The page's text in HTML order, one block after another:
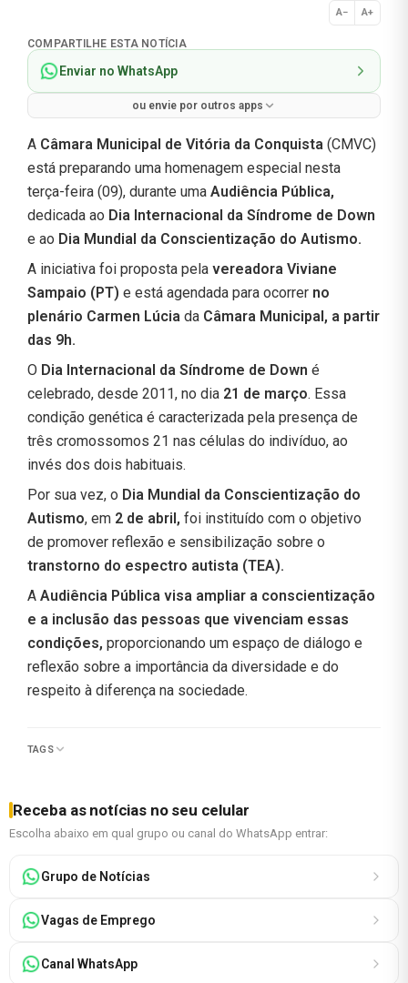
A− A+
Normal
COMPARTILHE ESTA NOTÍCIA
Enviar no WhatsApp
ou envie por outros apps
A Câmara Municipal de Vitória da Conquista (CMVC)
está preparando uma homenagem especial nesta
terça-feira (09), durante uma Audiência Pública,
dedicada ao Dia Internacional da Síndrome de Down
e ao Dia Mundial da Conscientização do Autismo.
A iniciativa foi proposta pela vereadora Viviane
Sampaio (PT) e está agendada para ocorrer no
plenário Carmen Lúcia da Câmara Municipal, a partir
das 9h.
O Dia Internacional da Síndrome de Down é
celebrado, desde 2011, no dia 21 de março. Essa
condição genética é caracterizada pela presença de
três cromossomos 21 nas células do indivíduo, ao
invés dos dois habituais.
Por sua vez, o Dia Mundial da Conscientização do
Autismo, em 2 de abril, foi instituído com o objetivo
de promover reflexão e sensibilização sobre o
transtorno do espectro autista (TEA).
A Audiência Pública visa ampliar a conscientização
e a inclusão das pessoas que vivenciam essas
condições, proporcionando um espaço de diálogo e
reflexão sobre a importância da diversidade e do
respeito à diferença na sociedade.
TAGS
Receba as notícias no seu celular
Escolha abaixo em qual grupo ou canal do WhatsApp entrar:
Grupo de Notícias
Vagas de Emprego
Canal WhatsApp